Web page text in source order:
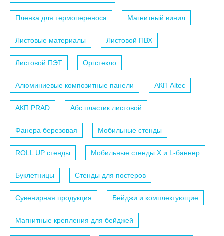
Пленка для термопереноса Магнитный винил
Листовые материалы Листовой ПВХ
Листовой ПЭТ Оргстекло
Алюминиевые композитные панели АКП Altec
АКП PRAD Абс пластик листовой
Фанера березовая Мобильные стенды
ROLL UP стенды Мобильные стенды X и L-баннер
Буклетницы Стенды для постеров
Сувенирная продукция Бейджи и комплектующие
Магнитные крепления для бейджей